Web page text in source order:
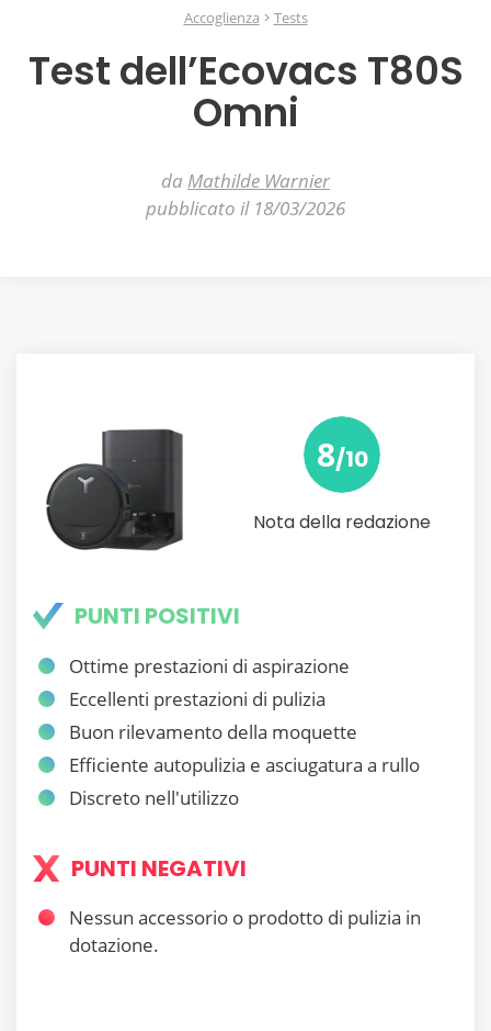
Accoglienza Tests
Test dell’Ecovacs T80S
Omni
da Mathilde Warnier
pubblicato il 18/03/2026
8/10
Nota della redazione
PUNTI POSITIVI
Ottime prestazioni di aspirazione
Eccellenti prestazioni di pulizia
Buon rilevamento della moquette
Efficiente autopulizia e asciugatura a rullo
Discreto nell'utilizzo
PUNTI NEGATIVI
Nessun accessorio o prodotto di pulizia in
dotazione.